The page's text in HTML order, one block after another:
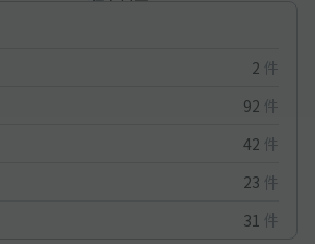
2 件
92 件
42 件
23 件
31 件